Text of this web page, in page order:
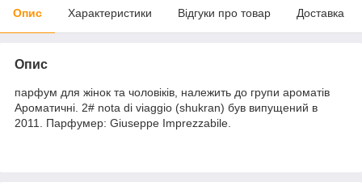
Опис Характеристики Відгуки про товар Доставка
Опис
парфум для жінок та чоловіків, належить до групи ароматів
Ароматичні. 2# nota di viaggio (shukran) був випущений в
2011. Парфумер: Giuseppe Imprezzabile.